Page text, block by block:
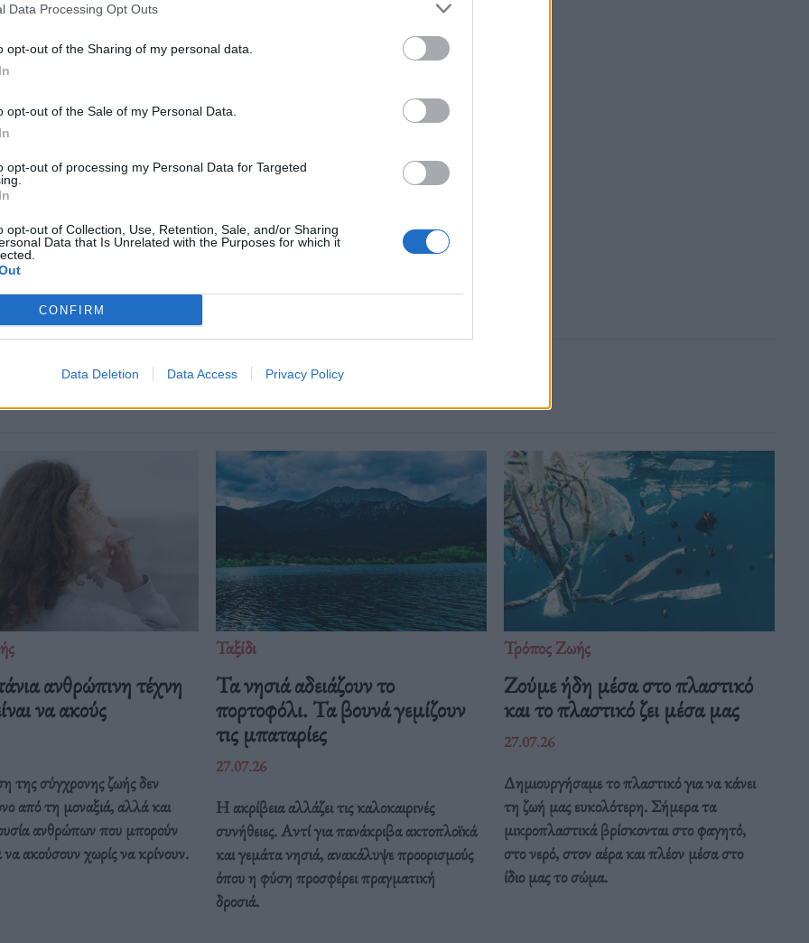
Data Processing Opt Outs
opt-out of the Sharing of my personal data.
opt-out of the Sale of my Personal Data.
opt-out of processing my Personal Data for Targeted
opt-out of Collection, Use, Retention, Sale, and/or Sharing
Data that Is Unrelated with the Purposes for which it
CONFIRM
Data Deletion Data Access Privacy Policy
από τελετουργίες, η φτώχεια που
και ο αγώνας κάποιων φυλετικών
,
Δείτε επίσης
ανθρώπινη τέχνη
να ακούς
της σύγχρονης ζωής δεν
από τη μοναξιά, αλλά και
ανθρώπων που μπορούν
ακούσουν χωρίς να κρίνουν.
Ταξίδι
Τα νησιά αδειάζουν το
πορτοφόλι. Τα βουνά γεμίζουν
τις μπαταρίες
27.07.26
Η ακρίβεια αλλάζει τις καλοκαιρινές
συνήθειες. Αντί για πανάκριβα ακτοπλοϊκά
και γεμάτα νησιά, ανακάλυψε προορισμούς
όπου η φύση προσφέρει πραγματική
δροσιά.
Τρόπος Ζωής
Ζούμε ήδη μέσα στο πλαστικό
και το πλαστικό ζει μέσα μας
27.07.26
Δημιουργήσαμε το πλαστικό για να κάνει
τη ζωή μας ευκολότερη. Σήμερα τα
μικροπλαστικά βρίσκονται στο φαγητό,
στο νερό, στον αέρα και πλέον μέσα στο
ίδιο μας το σώμα.